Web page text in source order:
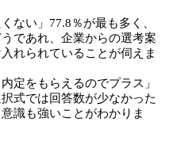
ない」77.8％が最も多く、
であれ、企業からの選考案
れられていることが伺えま
定をもらえるのでプラス」
式では回答数が少なかった
識も強いことがわかりま